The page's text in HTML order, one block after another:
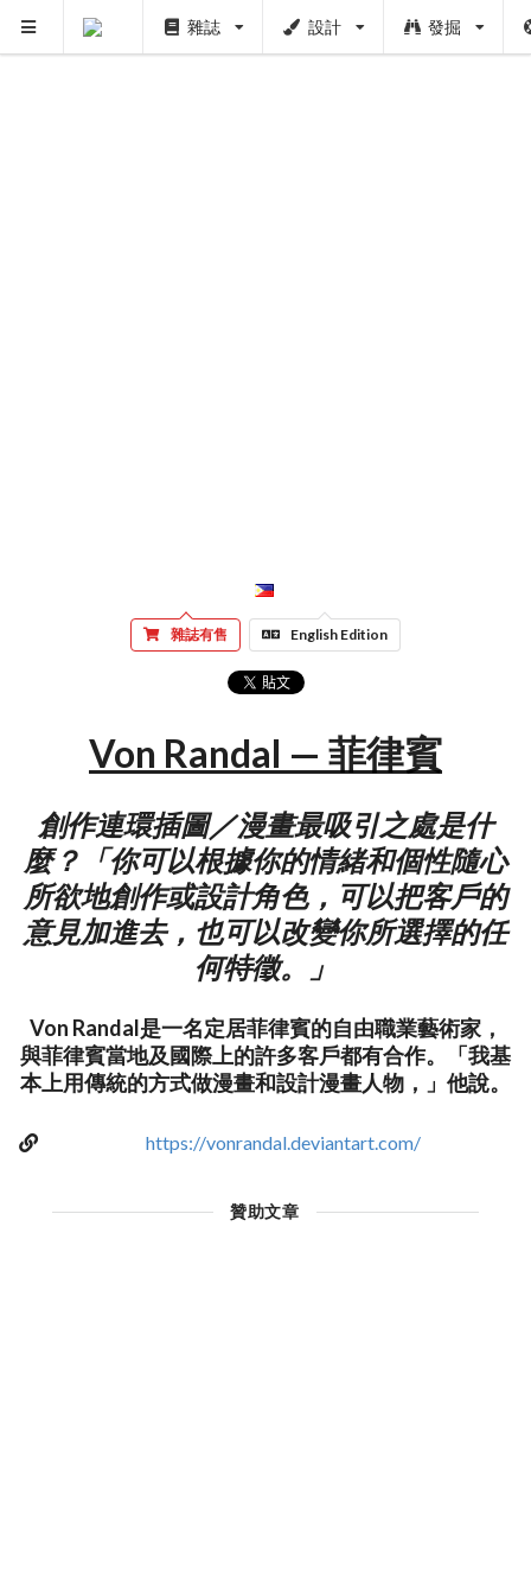
雜誌 設計 發掘
雜誌有售 English Edition
Von Randal — 菲律賓
創作連環插圖／漫畫最吸引之處是什
麼？「你可以根據你的情緒和個性隨心
所欲地創作或設計角色，可以把客戶的
意見加進去，也可以改變你所選擇的任
何特徵。」
Von Randal是一名定居菲律賓的自由職業藝術家，
與菲律賓當地及國際上的許多客戶都有合作。「我基
本上用傳統的方式做漫畫和設計漫畫人物，」他說。
https://vonrandal.deviantart.com/
贊助文章